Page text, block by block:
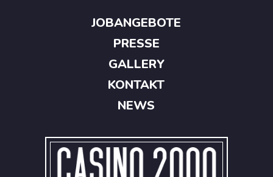
JOBANGEBOTE
PRESSE
GALLERY
KONTAKT
NEWS